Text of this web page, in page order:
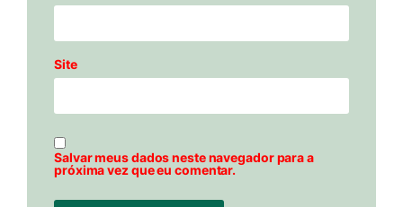
Site
Salvar meus dados neste navegador para a
próxima vez que eu comentar.